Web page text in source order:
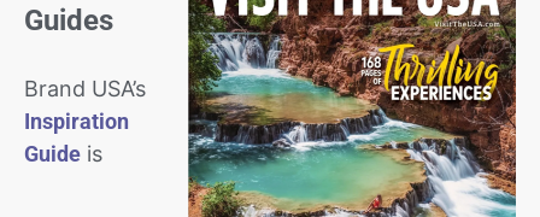
Guides
Brand USA’s
Inspiration
Guide is